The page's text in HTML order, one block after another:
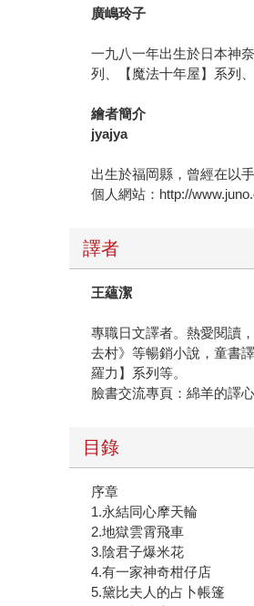
廣嶋玲子
一九八一年出生於日本神
列、【魔法十年屋】系列
繪者簡介
jyajya
出生於福岡縣，曾經在以
個人網站：http://
譯者
王蘊潔
專職日文譯者。熱愛閱讀
去村》等暢銷小說，童書
羅力】系列等。
臉書交流專頁：綿羊的譯
目錄
序章
1.永結同心摩天輪
2.地獄雲霄飛車
3.陰君子爆米花
4.有一家神奇柑仔店
5.黛比夫人的占卜帳篷